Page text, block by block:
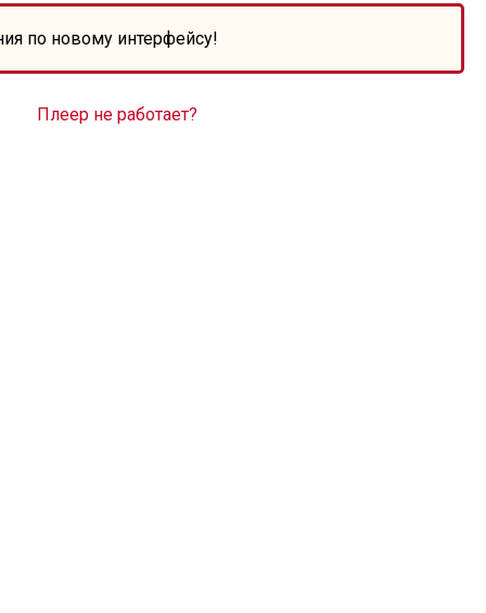
по новому интерфейсу!
Плеер не работает?